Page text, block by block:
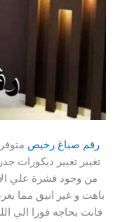
رقم صباغ رخيص
تغيير تغيير ديكورات
من وجود قشرة علي
باهت و غير انيق مما
فانت بحاجه فورا الي